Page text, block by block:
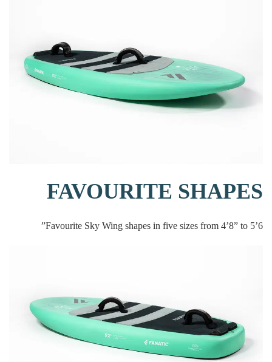
FAVOURITE SHAPES
Favourite Sky Wing shapes in five sizes from 4’8” to 5’6”